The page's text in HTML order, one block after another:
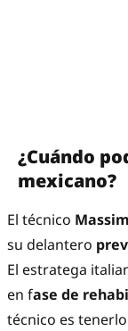
¿Cuándo
mexicano?
El técnico
su delantero
El estratega
en fase de
técnico es